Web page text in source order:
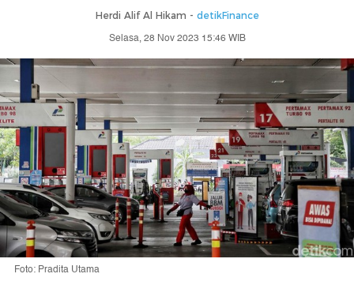
Herdi Alif Al Hikam - detikFinance
Selasa, 28 Nov 2023 15:46 WIB
Foto: Pradita Utama